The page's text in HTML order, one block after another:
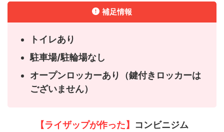
補足情報
トイレあり
駐車場/駐輪場なし
オープンロッカーあり（鍵付きロッカーは
ございません）
【ライザップが作った】 コンビニジム